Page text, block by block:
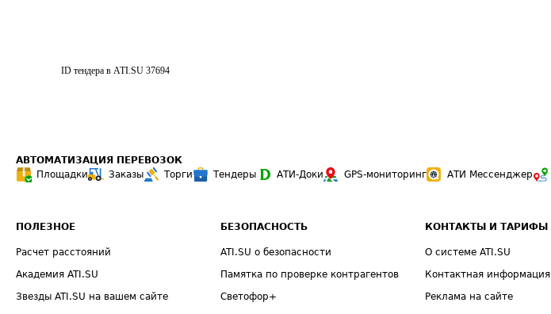
ID тендера в ATI.SU 37694
АВТОМАТИЗАЦИЯ ПЕРЕВОЗОК
Площадки
Заказы Торги Тендеры АТИ-Доки GPS-мониторинг АТИ Мессенджер
ПОЛЕЗНОЕ
Расчет расстояний
Академия ATI.SU
Звезды ATI.SU на вашем сайте
БЕЗОПАСНОСТЬ
ATI.SU о безопасности
Памятка по проверке контрагентов
Светофор+
КОНТАКТЫ И ТАРИФЫ
О системе ATI.SU
Контактная информация
Реклама на сайте